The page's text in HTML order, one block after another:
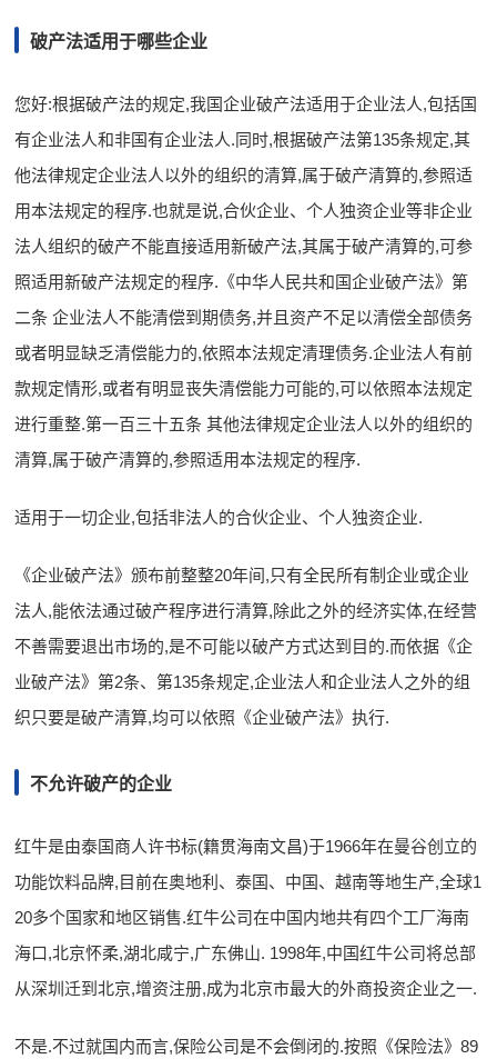
破产法适用于哪些企业
您好:根据破产法的规定,我国企业破产法适用于企业法人,包括国
有企业法人和非国有企业法人.同时,根据破产法第135条规定,其
他法律规定企业法人以外的组织的清算,属于破产清算的,参照适
用本法规定的程序.也就是说,合伙企业、个人独资企业等非企业
法人组织的破产不能直接适用新破产法,其属于破产清算的,可参
照适用新破产法规定的程序.《中华人民共和国企业破产法》第
二条 企业法人不能清偿到期债务,并且资产不足以清偿全部债务
或者明显缺乏清偿能力的,依照本法规定清理债务.企业法人有前
款规定情形,或者有明显丧失清偿能力可能的,可以依照本法规定
进行重整.第一百三十五条 其他法律规定企业法人以外的组织的
清算,属于破产清算的,参照适用本法规定的程序.
适用于一切企业,包括非法人的合伙企业、个人独资企业.
《企业破产法》颁布前整整20年间,只有全民所有制企业或企业
法人,能依法通过破产程序进行清算,除此之外的经济实体,在经营
不善需要退出市场的,是不可能以破产方式达到目的.而依据《企
业破产法》第2条、第135条规定,企业法人和企业法人之外的组
织只要是破产清算,均可以依照《企业破产法》执行.
不允许破产的企业
红牛是由泰国商人许书标(籍贯海南文昌)于1966年在曼谷创立的
功能饮料品牌,目前在奥地利、泰国、中国、越南等地生产,全球1
20多个国家和地区销售.红牛公司在中国内地共有四个工厂海南
海口,北京怀柔,湖北咸宁,广东佛山. 1998年,中国红牛公司将总部
从深圳迁到北京,增资注册,成为北京市最大的外商投资企业之一.
不是.不过就国内而言,保险公司是不会倒闭的.按照《保险法》89